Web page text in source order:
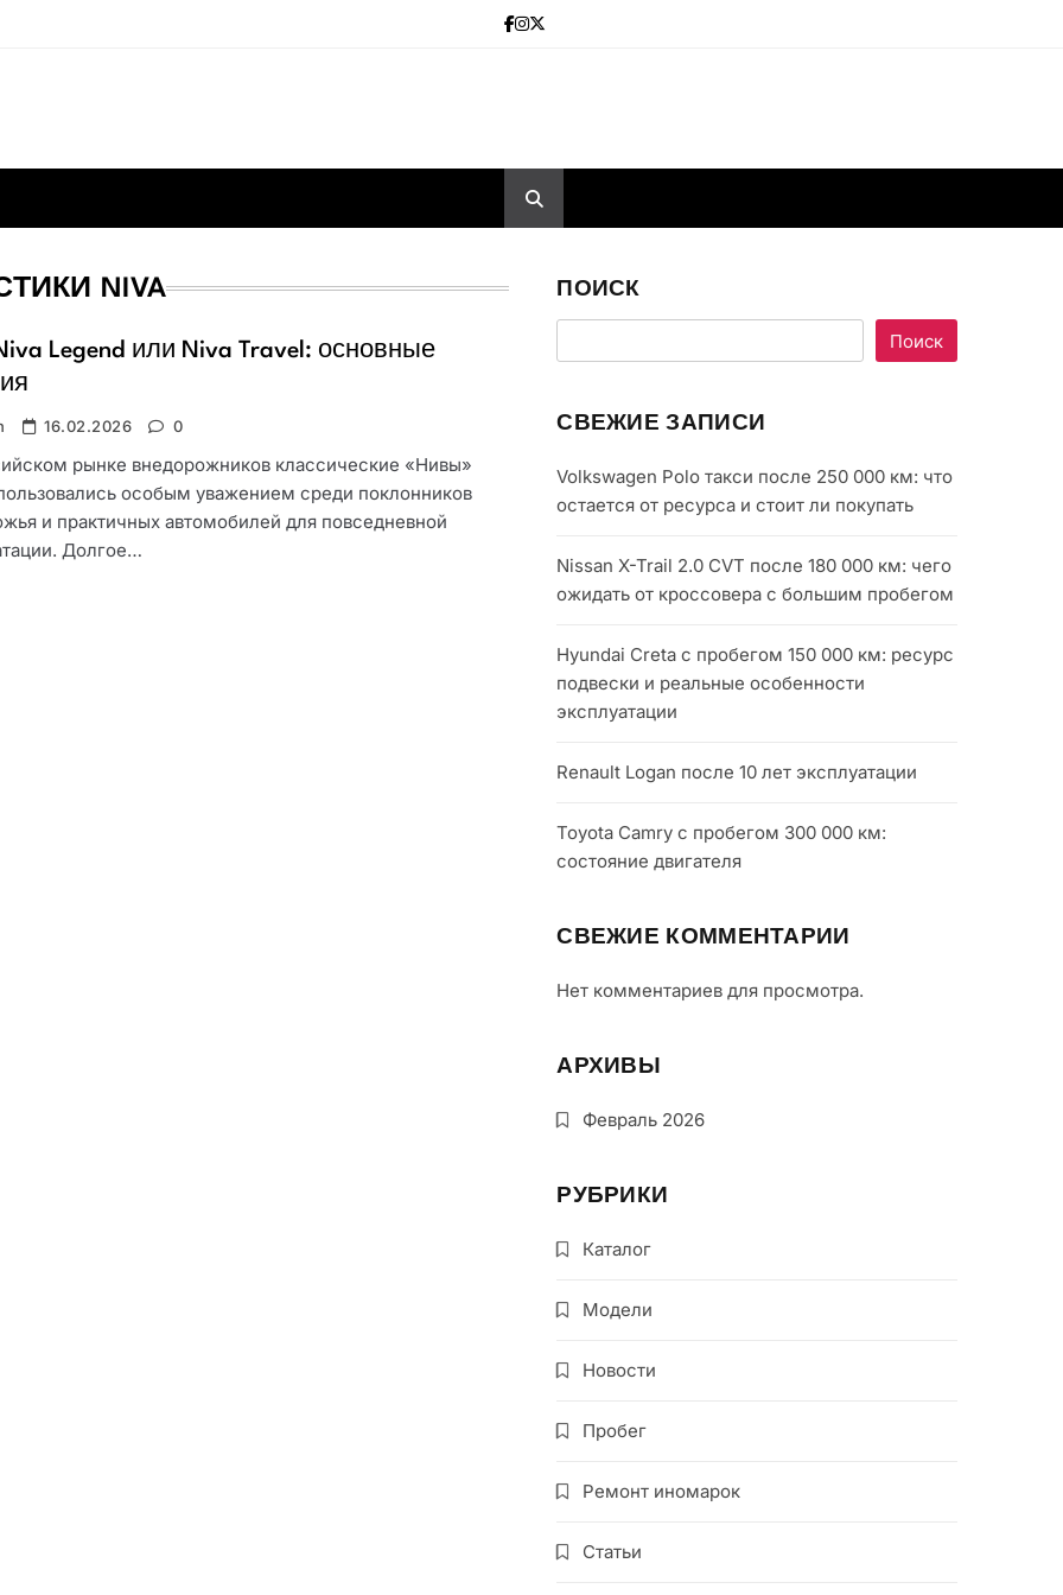
NIVA
Legend или Niva Travel: основные
16.02.2026 0
рынке внедорожников классические «Нивы»
особым уважением среди поклонников
и практичных автомобилей для повседневной
Долгое…
ПОИСК
Поиск
СВЕЖИЕ ЗАПИСИ
Volkswagen Polo такси после 250 000 км: что
остается от ресурса и стоит ли покупать
Nissan X-Trail 2.0 CVT после 180 000 км: чего
ожидать от кроссовера с большим пробегом
Hyundai Creta с пробегом 150 000 км: ресурс
подвески и реальные особенности
эксплуатации
Renault Logan после 10 лет эксплуатации
Toyota Camry с пробегом 300 000 км:
состояние двигателя
СВЕЖИЕ КОММЕНТАРИИ
Нет комментариев для просмотра.
АРХИВЫ
Февраль 2026
РУБРИКИ
Каталог
Модели
Новости
Пробег
Ремонт иномарок
Статьи